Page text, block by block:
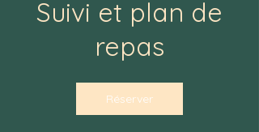
Suivi et plan de
repas
Réserver